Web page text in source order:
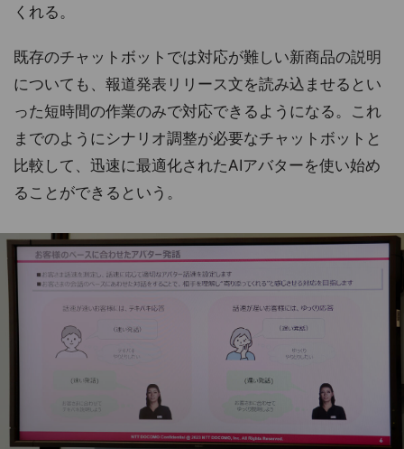
くれる。
既存のチャットボットでは対応が難しい新商品の説明
についても、報道発表リリース文を読み込ませるとい
った短時間の作業のみで対応できるようになる。これ
までのようにシナリオ調整が必要なチャットボットと
比較して、迅速に最適化されたAIアバターを使い始め
ることができるという。